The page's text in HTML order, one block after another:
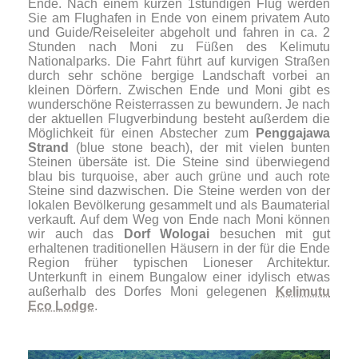
Ende. Nach einem kurzen 1stündigen Flug werden
Sie am Flughafen in Ende von einem privatem Auto
und Guide/Reiseleiter abgeholt und fahren in ca. 2
Stunden nach Moni zu Füßen des Kelimutu
Nationalparks. Die Fahrt führt auf kurvigen Straßen
durch sehr schöne bergige Landschaft vorbei an
kleinen Dörfern. Zwischen Ende und Moni gibt es
wunderschöne Reisterrassen zu bewundern. Je nach
der aktuellen Flugverbindung besteht außerdem die
Möglichkeit für einen Abstecher zum
Penggajawa
Strand
(blue stone beach), der mit vielen bunten
Steinen übersäte ist. Die Steine sind überwiegend
blau bis turquoise, aber auch grüne und auch rote
Steine sind dazwischen. Die Steine werden von der
lokalen Bevölkerung gesammelt und als Baumaterial
verkauft. Auf dem Weg von Ende nach Moni können
wir auch das
Dorf Wologai besuchen mit gut
erhaltenen traditionellen Häusern in der für die Ende
Region früher typischen Lioneser Architektur.
Unterkunft in einem Bungalow einer idylisch etwas
außerhalb des Dorfes Moni gelegenen
Kelimutu
Eco Lodge.